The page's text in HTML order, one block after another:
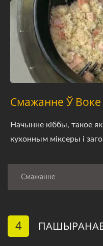
Смажанне Ў Воке
Начынне кіббы, такое
кухонным міксеры і
Смажанне
4